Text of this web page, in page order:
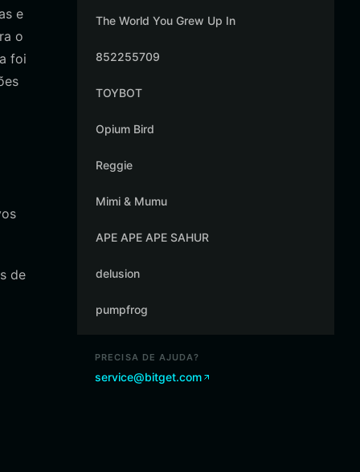
e
o
foi
de
The World You Grew Up In
852255709
TOYBOT
Opium Bird
Reggie
Mimi & Mumu
APE APE APE SAHUR
delusion
pumpfrog
PRECISA DE AJUDA?
service@bitget.com